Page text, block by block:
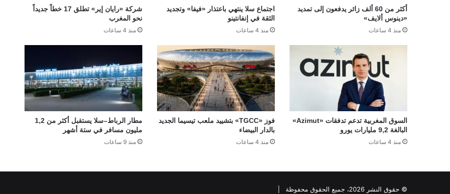
أكثر من 60 ألف زائر يدفعون إلى تمديد
«دينوس ألايف»
منذ 4 ساعات
اجتماع سلا ينتهي باعتذار «فيفا» وتجديد
الثقة في إنفانتينو
منذ 4 ساعات
شركة «رايان إير» تطلق 17 خطاً جديداً
نحو المغرب
منذ 4 ساعات
السوق المغربية تدعم تدفقات «Azimut»
البالغة 9,2 مليارات يورو
منذ 4 ساعات
فوز «TGCC» بتشييد ملعب تيسيما الجديد
بالدار البيضاء
منذ 4 ساعات
مطار الرباط–سلا يستقبل أكثر من 1,2
مليون مسافر في ستة أشهر
منذ 9 ساعات
© حقوق النشر 2026، جميع الحقوق محفوظة |